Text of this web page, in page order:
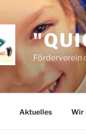
Förderverein
Aktuelles Wir